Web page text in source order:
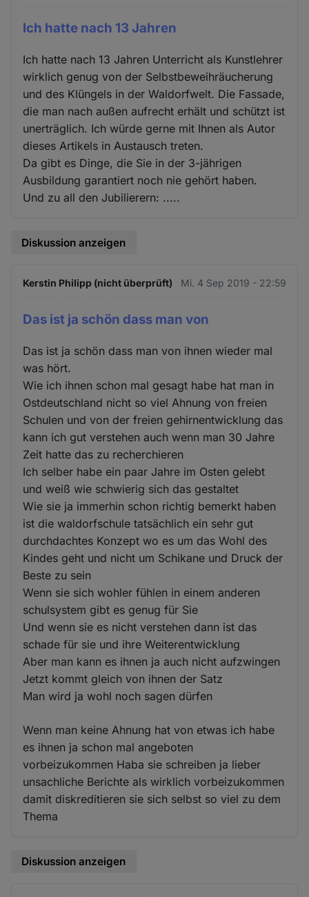
Ich hatte nach 13 Jahren
Ich hatte nach 13 Jahren Unterricht als Kunstlehrer
wirklich genug von der Selbstbeweihräucherung
und des Klüngels in der Waldorfwelt. Die Fassade,
die man nach außen aufrecht erhält und schützt ist
unerträglich. Ich würde gerne mit Ihnen als Autor
dieses Artikels in Austausch treten.
Da gibt es Dinge, die Sie in der 3-jährigen
Ausbildung garantiert noch nie gehört haben.
Und zu all den Jubilierern: .....
Diskussion anzeigen
Kerstin Philipp (nicht überprüft) Mi. 4 Sep 2019 - 22:59
Das ist ja schön dass man von
Das ist ja schön dass man von ihnen wieder mal
was hört.
Wie ich ihnen schon mal gesagt habe hat man in
Ostdeutschland nicht so viel Ahnung von freien
Schulen und von der freien gehirnentwicklung das
kann ich gut verstehen auch wenn man 30 Jahre
Zeit hatte das zu recherchieren
Ich selber habe ein paar Jahre im Osten gelebt
und weiß wie schwierig sich das gestaltet
Wie sie ja immerhin schon richtig bemerkt haben
ist die waldorfschule tatsächlich ein sehr gut
durchdachtes Konzept wo es um das Wohl des
Kindes geht und nicht um Schikane und Druck der
Beste zu sein
Wenn sie sich wohler fühlen in einem anderen
schulsystem gibt es genug für Sie
Und wenn sie es nicht verstehen dann ist das
schade für sie und ihre Weiterentwicklung
Aber man kann es ihnen ja auch nicht aufzwingen
Jetzt kommt gleich von ihnen der Satz
Man wird ja wohl noch sagen dürfen
Wenn man keine Ahnung hat von etwas ich habe
es ihnen ja schon mal angeboten
vorbeizukommen Haba sie schreiben ja lieber
unsachliche Berichte als wirklich vorbeizukommen
damit diskreditieren sie sich selbst so viel zu dem
Thema
Diskussion anzeigen